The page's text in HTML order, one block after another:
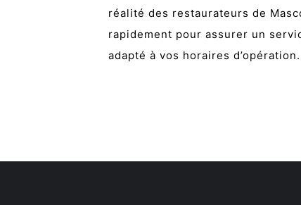
réalité des restaurateurs de
rapidement pour assurer un
adapté à vos horaires d’opération.